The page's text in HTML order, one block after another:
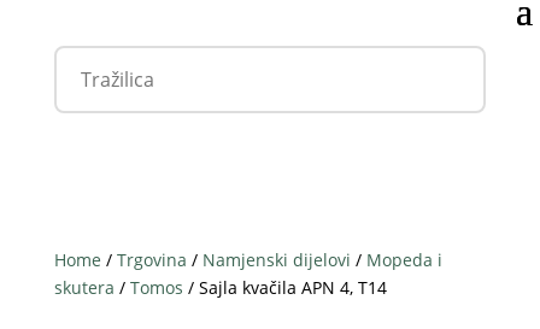
Home / Trgovina / Namjenski dijelovi / Mopeda i
skutera / Tomos / Sajla kvačila APN 4, T14